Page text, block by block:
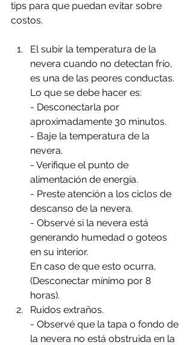
tips para que puedan evitar sobre
costos.
El subir la temperatura de la
nevera cuando no detectan frío,
es una de las peores conductas.
Lo que se debe hacer es:
- Desconectarla por
aproximadamente 30 minutos.
- Baje la temperatura de la
nevera.
- Verifique el punto de
alimentación de energía.
- Preste atención a los ciclos de
descanso de la nevera.
- Observé si la nevera está
generando humedad o goteos
en su interior.
En caso de que esto ocurra,
(Desconectar mínimo por 8
horas).
Ruidos extraños.
- Observé que la tapa o fondo de
la nevera no está obstruida en la